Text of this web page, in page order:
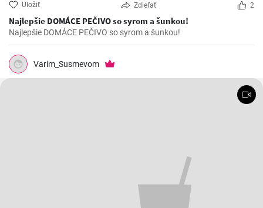
Uložiť Zdieľať 2
Najlepšie DOMÁCE PEČIVO so syrom a šunkou!
Najlepšie DOMÁCE PEČIVO so syrom a šunkou!
Varim_Susmevom